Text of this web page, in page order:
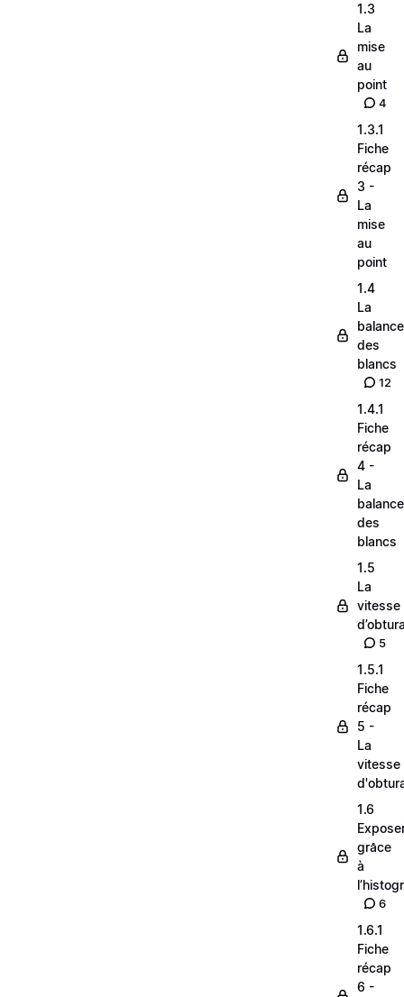
1.3
La
mise
au
point
4
1.3.1
Fiche
récap
3 -
La
mise
au
point
1.4
La
balance
des
blancs
12
1.4.1
Fiche
récap
4 -
La
balance
des
blancs
1.5
La
vitesse
5
1.5.1
Fiche
récap
5 -
La
vitesse
1.6
grâce
à
6
1.6.1
Fiche
récap
6 -